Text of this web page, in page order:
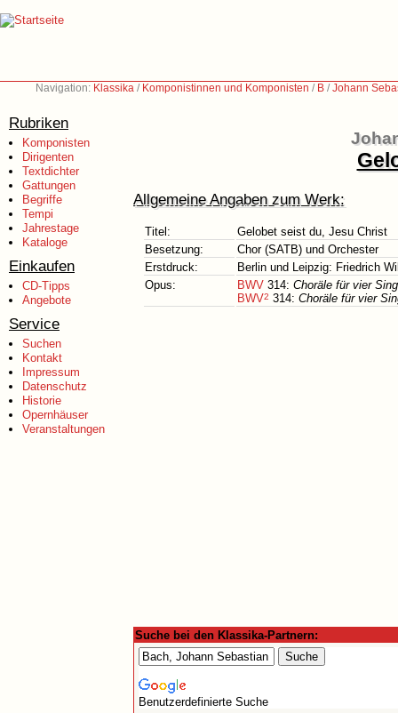
Navigation: Klassika / Komponistinnen und Komponisten / B /Johann
Rubriken
Komponisten
Dirigenten
Textdichter
Gattungen
Begriffe
Tempi
Jahrestage
Kataloge
Einkaufen
CD-Tipps
Angebote
Service
Suchen
Kontakt
Impressum
Datenschutz
Historie
Opernhäuser
Veranstaltungen
Allgemeine Angaben zum Werk:
Titel:
Gelobet seist du, Jesu Christ
Besetzung:
Chor (SATB) und Orchester
Erstdruck:
Berlin und Leipzig: Friedrich
Opus:
BWV 314: Choräle für vier
BWV2 314: Choräle für vier
Suche bei den Klassika-Partnern:
Benutzerdefinierte Suche